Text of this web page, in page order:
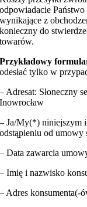
odpowiadacie
wynikające z
konieczny do
towarów.
Przykładowy
odesłać tylko w
– Adresat: Słoneczny
Inowrocław
– Ja/My(*) niniejszym
odstąpieniu od umowy
– Data zawarcia
– Imię i nazwisko
– Adres konsumenta(-